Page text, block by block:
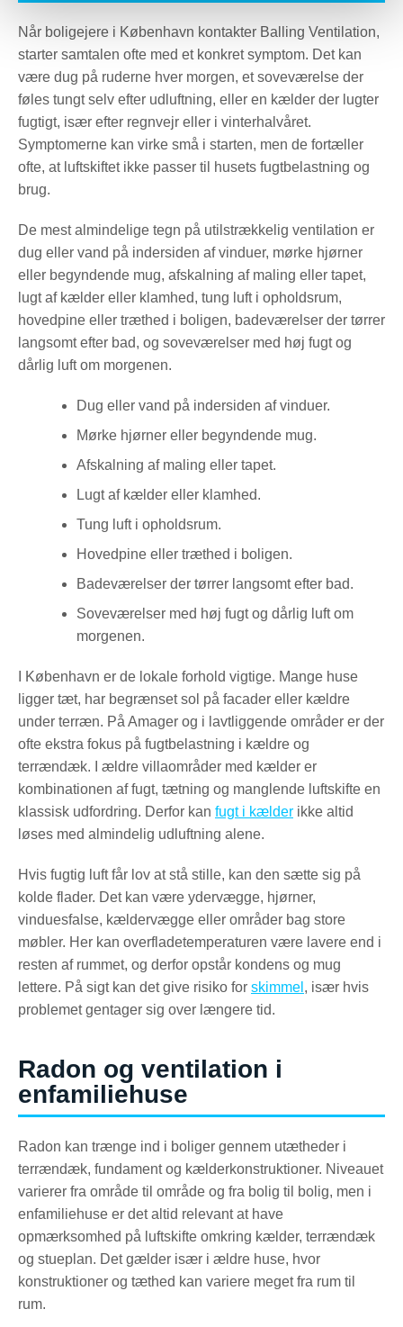
Når boligejere i København kontakter Balling Ventilation,
starter samtalen ofte med et konkret symptom. Det kan
være dug på ruderne hver morgen, et soveværelse der
føles tungt selv efter udluftning, eller en kælder der lugter
fugtigt, især efter regnvejr eller i vinterhalvåret.
Symptomerne kan virke små i starten, men de fortæller
ofte, at luftskiftet ikke passer til husets fugtbelastning og
brug.
De mest almindelige tegn på utilstrækkelig ventilation er
dug eller vand på indersiden af vinduer, mørke hjørner
eller begyndende mug, afskalning af maling eller tapet,
lugt af kælder eller klamhed, tung luft i opholdsrum,
hovedpine eller træthed i boligen, badeværelser der tørrer
langsomt efter bad, og soveværelser med høj fugt og
dårlig luft om morgenen.
Dug eller vand på indersiden af vinduer.
Mørke hjørner eller begyndende mug.
Afskalning af maling eller tapet.
Lugt af kælder eller klamhed.
Tung luft i opholdsrum.
Hovedpine eller træthed i boligen.
Badeværelser der tørrer langsomt efter bad.
Soveværelser med høj fugt og dårlig luft om
morgenen.
I København er de lokale forhold vigtige. Mange huse
ligger tæt, har begrænset sol på facader eller kældre
under terræn. På Amager og i lavtliggende områder er der
ofte ekstra fokus på fugtbelastning i kældre og
terrændæk. I ældre villaområder med kælder er
kombinationen af fugt, tætning og manglende luftskifte en
klassisk udfordring. Derfor kan fugt i kælder ikke altid
løses med almindelig udluftning alene.
Hvis fugtig luft får lov at stå stille, kan den sætte sig på
kolde flader. Det kan være ydervægge, hjørner,
vinduesfalse, kældervægge eller områder bag store
møbler. Her kan overfladetemperaturen være lavere end i
resten af rummet, og derfor opstår kondens og mug
lettere. På sigt kan det give risiko for skimmel , især hvis
problemet gentager sig over længere tid.
Radon og ventilation i
enfamiliehuse
Radon kan trænge ind i boliger gennem utætheder i
terrændæk, fundament og kælderkonstruktioner. Niveauet
varierer fra område til område og fra bolig til bolig, men i
enfamiliehuse er det altid relevant at have
opmærksomhed på luftskifte omkring kælder, terrændæk
og stueplan. Det gælder især i ældre huse, hvor
konstruktioner og tæthed kan variere meget fra rum til
rum.